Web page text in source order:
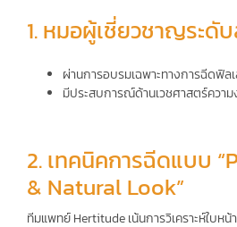
1. หมอผู้เชี่ยวชาญระดั
ผ่านการอบรมเฉพาะทางการฉีดฟิล
มีประสบการณ์ด้านเวชศาสตร์ความ
2. เทคนิคการฉีดแบบ
& Natural Look”
ทีมแพทย์ Hertitude เน้นการวิเคราะห์ใบห